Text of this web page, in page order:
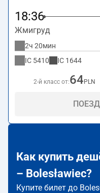
18:36
Жмигруд
2ч 20мин
IC 5410 IC 1644
2-й класс от:64 PLN
Как купить
– Bolesławiec?
Купите билет до